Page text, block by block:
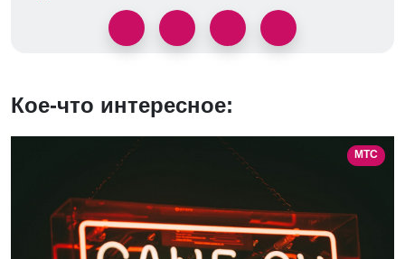
Кое-что интересное:
МТС